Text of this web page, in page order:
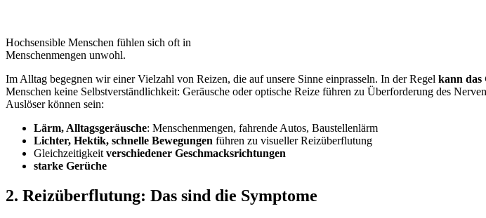
Hochsensible Menschen fühlen sich oft in
Menschenmengen unwohl.
Im Alltag begegnen wir einer Vielzahl von Reizen, die auf unsere Sinne einprasseln. In der Regel kann das
Menschen keine Selbstverständlichkeit: Geräusche oder optische Reize führen zu Überforderung des
Auslöser können sein:
Lärm, Alltagsgeräusche: Menschenmengen, fahrende Autos, Baustellenlärm
Lichter, Hektik, schnelle Bewegungen führen zu visueller Reizüberflutung
Gleichzeitigkeit verschiedener Geschmacksrichtungen
starke Gerüche
2. Reizüberflutung: Das sind die Symptome